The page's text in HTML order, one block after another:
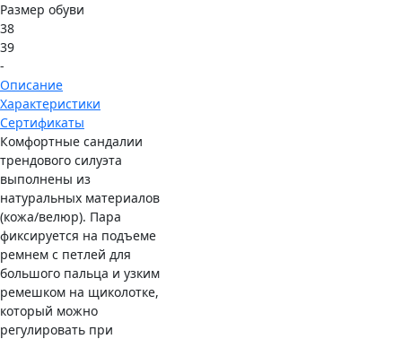
Размер обуви
38
39
-
Описание
Характеристики
Сертификаты
Комфортные сандалии
трендового силуэта
выполнены из
натуральных материалов
(кожа/велюр). Пара
фиксируется на подъеме
ремнем с петлей для
большого пальца и узким
ремешком на щиколотке,
который можно
регулировать при